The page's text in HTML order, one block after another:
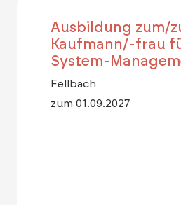
Ausbildung zum/
Kaufmann/-frau
System-
Fellbach
zum 01.09.2027